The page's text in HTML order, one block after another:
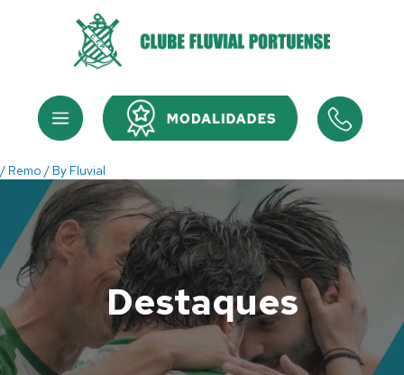
Menu Menu
/ Remo / By Fluvial
Destaques